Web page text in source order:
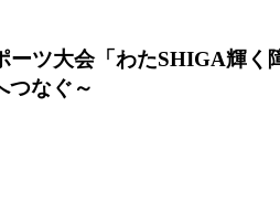
ーツ大会「わたSHIGA輝
なぐ～